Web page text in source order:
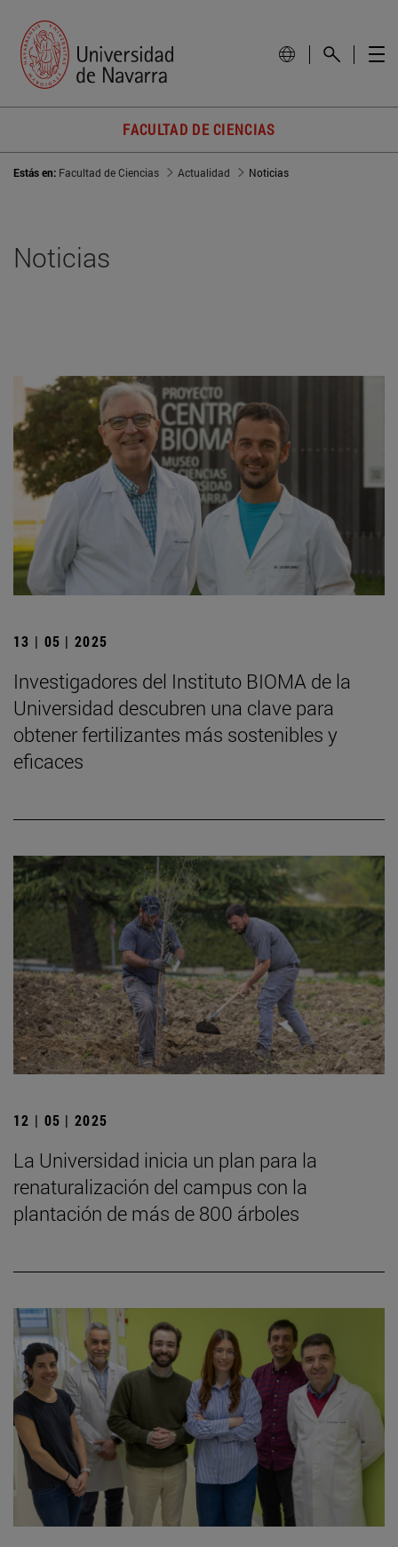
FACULTAD DE CIENCIAS
Estás en: Facultad de Ciencias Actualidad Noticias
Noticias
13 | 05 | 2025
Investigadores del Instituto BIOMA de la
Universidad descubren una clave para
obtener fertilizantes más sostenibles y
eficaces
12 | 05 | 2025
La Universidad inicia un plan para la
renaturalización del campus con la
plantación de más de 800 árboles